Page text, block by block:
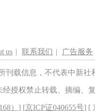
us | 联系我们 | 广告服务
刊载信息，不代表中新
经授权禁止转载、摘编、
） ] [京ICP证040655号] [